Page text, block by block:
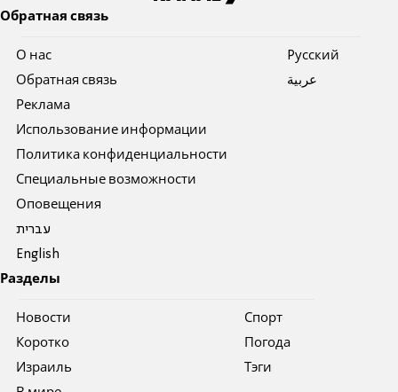
Обратная связь
О нас
Обратная связь
Реклама
Использование информации
Политика конфиденциальности
Специальные возможности
Оповещения
עברית
English
Pусский
عربية
Разделы
Новости
Коротко
Израиль
Спорт
Погода
Тэги